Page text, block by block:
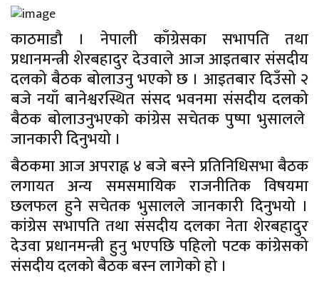
काठमाडौ । नेपाली काँग्रेसका सभापति तथा
प्रधानमन्त्री शेरबहादुर देउवाले आज आइतबार संसदीय
दलको बैठक बोलाउनु भएको छ । आइतबार दिउँसो २
बजे नयाँ बानेश्वरस्थित संसद भवनमा संसदीय दलको
बैठक बोलाउनुभएको कांग्रेस सचेतक पुष्पा भुसालले
जानकारी दिनुभयो ।
बैठकमा आज अपराह्न ४ बजे बस्ने प्रतिनिधिसभा बैठक
लगायत अन्य समसमायिक राजनीतिक विषयमा
छलफल हुने सचेतक भुसालले जानकारी दिनुभयो ।
कांग्रेस सभापति तथा संसदीय दलका नेता शेरबहादुर
देउवा प्रधानमन्त्री हुनु भएपछि पहिलो पटक कांग्रेसको
संसदीय दलको बैठक बस्न लागेको हो ।